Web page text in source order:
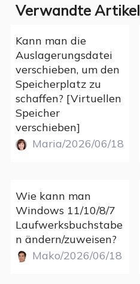
Verwandte Artikel
Kann man die
Auslagerungsdatei
verschieben, um den
Speicherplatz zu
schaffen? [Virtuellen
Speicher
verschieben]
Maria/2026/06/18
Wie kann man
Windows 11/10/8/7
Laufwerksbuchstabe
n ändern/zuweisen?
Mako/2026/06/18